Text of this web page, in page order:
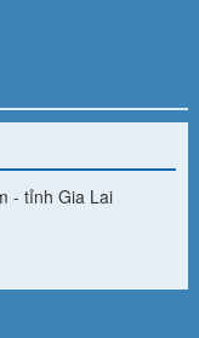
- tỉnh Gia Lai